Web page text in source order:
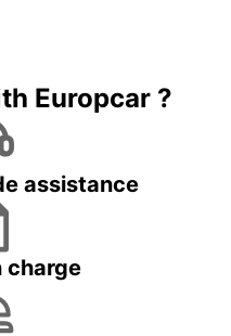
Europcar ?
assistance
charge